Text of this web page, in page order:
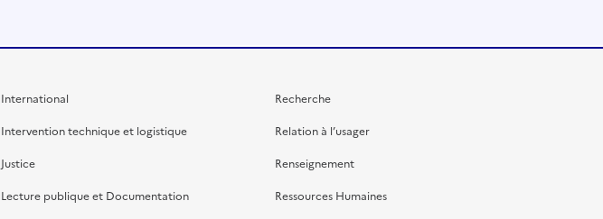
International
Intervention technique et logistique
Justice
Lecture publique et Documentation
Recherche
Relation à l’usager
Renseignement
Ressources Humaines